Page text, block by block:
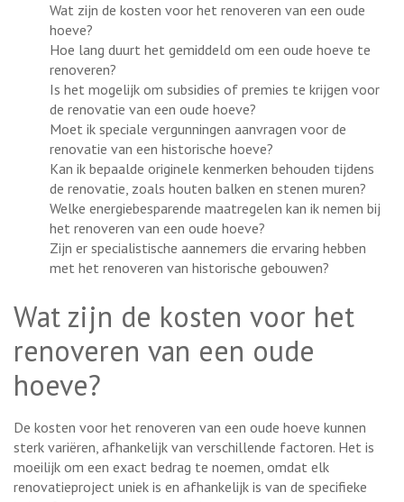
Wat zijn de kosten voor het renoveren van een oude
hoeve?
Hoe lang duurt het gemiddeld om een oude hoeve te
renoveren?
Is het mogelijk om subsidies of premies te krijgen voor
de renovatie van een oude hoeve?
Moet ik speciale vergunningen aanvragen voor de
renovatie van een historische hoeve?
Kan ik bepaalde originele kenmerken behouden tijdens
de renovatie, zoals houten balken en stenen muren?
Welke energiebesparende maatregelen kan ik nemen bij
het renoveren van een oude hoeve?
Zijn er specialistische aannemers die ervaring hebben
met het renoveren van historische gebouwen?
Wat zijn de kosten voor het
renoveren van een oude
hoeve?
De kosten voor het renoveren van een oude hoeve kunnen
sterk variëren, afhankelijk van verschillende factoren. Het is
moeilijk om een exact bedrag te noemen, omdat elk
renovatieproject uniek is en afhankelijk is van de specifieke